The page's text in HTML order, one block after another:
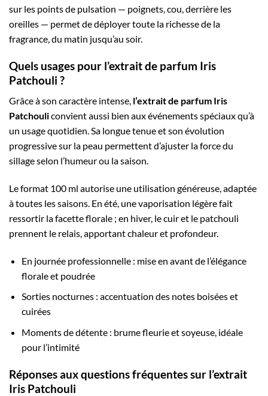
sur les points de pulsation — poignets, cou, derrière les
oreilles — permet de déployer toute la richesse de la
fragrance, du matin jusqu’au soir.
Quels usages pour l’extrait de parfum Iris
Patchouli ?
Grâce à son caractère intense, l’extrait de parfum Iris
Patchouliconvient aussi bien aux événements spéciaux qu’à
un usage quotidien. Sa longue tenue et son évolution
progressive sur la peau permettent d’ajuster la force du
sillage selon l’humeur ou la saison.
Le format 100 ml autorise une utilisation généreuse, adaptée
à toutes les saisons. En été, une vaporisation légère fait
ressortir la facette florale ; en hiver, le cuir et le patchouli
prennent le relais, apportant chaleur et profondeur.
En journée professionnelle : mise en avant de l’élégance
florale et poudrée
Sorties nocturnes : accentuation des notes boisées et
cuirées
Moments de détente : brume fleurie et soyeuse, idéale
pour l’intimité
Réponses aux questions fréquentes sur l’extrait
Iris Patchouli